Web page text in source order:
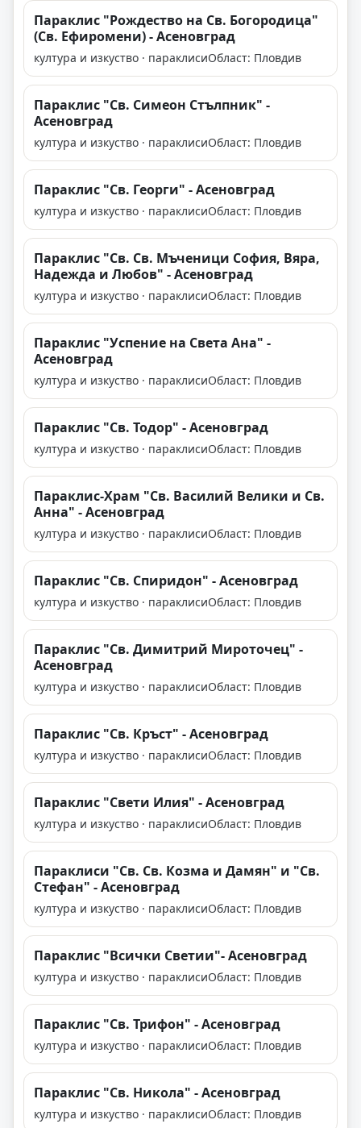
Параклис "Рождество на Св. Богородица"
(Св. Ефиромени) - Асеновград
култура и изкуство · параклисиОбласт: Пловдив
Параклис "Св. Симеон Стълпник" -
Асеновград
култура и изкуство · параклисиОбласт: Пловдив
Параклис "Св. Георги" - Асеновград
култура и изкуство · параклисиОбласт: Пловдив
Параклис "Св. Св. Мъченици София, Вяра,
Надежда и Любов" - Асеновград
култура и изкуство · параклисиОбласт: Пловдив
Параклис "Успение на Света Ана" -
Асеновград
култура и изкуство · параклисиОбласт: Пловдив
Параклис "Св. Тодор" - Асеновград
култура и изкуство · параклисиОбласт: Пловдив
Параклис-Храм "Св. Василий Велики и Св.
Анна" - Асеновград
култура и изкуство · параклисиОбласт: Пловдив
Параклис "Св. Спиридон" - Асеновград
култура и изкуство · параклисиОбласт: Пловдив
Параклис "Св. Димитрий Мироточец" -
Асеновград
култура и изкуство · параклисиОбласт: Пловдив
Параклис "Св. Кръст" - Асеновград
култура и изкуство · параклисиОбласт: Пловдив
Параклис "Свети Илия" - Асеновград
култура и изкуство · параклисиОбласт: Пловдив
Параклиси "Св. Св. Козма и Дамян" и "Св.
Стефан" - Асеновград
култура и изкуство · параклисиОбласт: Пловдив
Параклис "Всички Светии"- Асеновград
култура и изкуство · параклисиОбласт: Пловдив
Параклис "Св. Трифон" - Асеновград
култура и изкуство · параклисиОбласт: Пловдив
Параклис "Св. Никола" - Асеновград
култура и изкуство · параклисиОбласт: Пловдив